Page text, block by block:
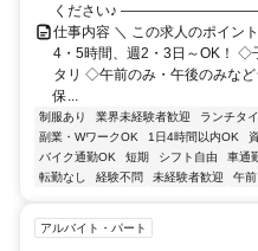
ください♪
仕事内容 ＼ この求人のポイン
4・5時間、週2・3日～OK！ ◇
タリ ◇午前のみ・午後のみな
保...
制服あり 業界未経験者歓迎 ランチタ
副業・WワークOK
1日4時間以内OK
バイク通勤OK
短期 シフト自由 車通
転勤なし
経験不問 未経験者歓迎 午前
アルバイト・パート